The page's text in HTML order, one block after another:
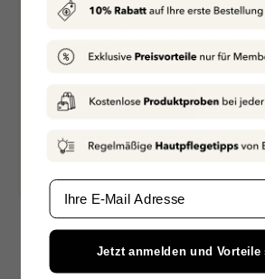
an. Wir nehmen Ihre Bedürfnisse und
Hautproblem.
ONLINEBERATUNG
BEI UNS VORORT
Email
Jetzt anmelden und Vorteile